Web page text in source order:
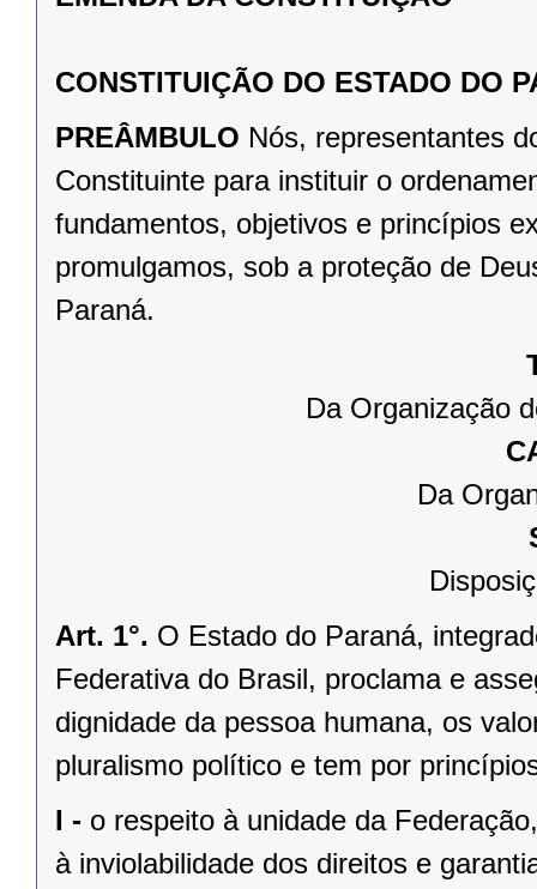
CONSTITUIÇÃO DO ESTADO DO
PREÂMBULO Nós, representantes
Constituinte para instituir o
fundamentos, objetivos e princípios
promulgamos, sob a proteção de
Paraná.
Da Organização
Da
Art. 1°. O Estado do Paraná,
Federativa do Brasil, proclama e
dignidade da pessoa humana, os
pluralismo político e tem por
I - o respeito à unidade da
à inviolabilidade dos direitos e